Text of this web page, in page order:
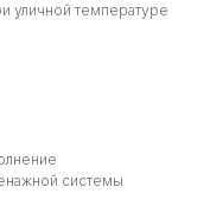
уличной температуре
системы